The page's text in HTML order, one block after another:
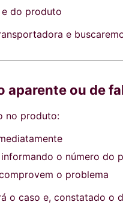
do produto
e
aparente ou de
no produto:
informando o número do
o problema
o caso e, constatado